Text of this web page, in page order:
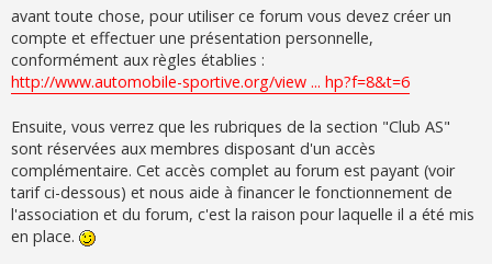
avant toute chose, pour utiliser ce forum vous devez créer un
compte et effectuer une présentation personnelle,
conformément aux règles établies :
http://www.automobile-sportive.org/view ... hp?f=8&t=6
Ensuite, vous verrez que les rubriques de la section "Club AS"
sont réservées aux membres disposant d'un accès
complémentaire. Cet accès complet au forum est payant (voir
tarif ci-dessous) et nous aide à financer le fonctionnement de
l'association et du forum, c'est la raison pour laquelle il a été mis
en place.